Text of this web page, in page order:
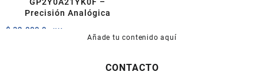
Precisión Analógica
$ 32.000,0 +IVA
Añade tu contenido aquí
CONTACTO